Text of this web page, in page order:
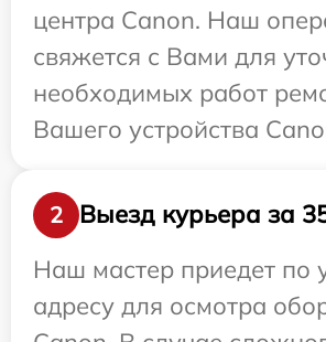
центра Canon. Наш
свяжется с Вами для
необходимых работ
Вашего устройства
2
Выезд курьера за
Наш мастер приедет по
адресу для осмотра